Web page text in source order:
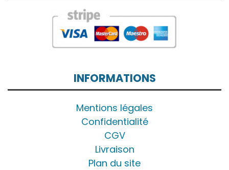
INFORMATIONS
Mentions légales
Confidentialité
CGV
Livraison
Plan du site